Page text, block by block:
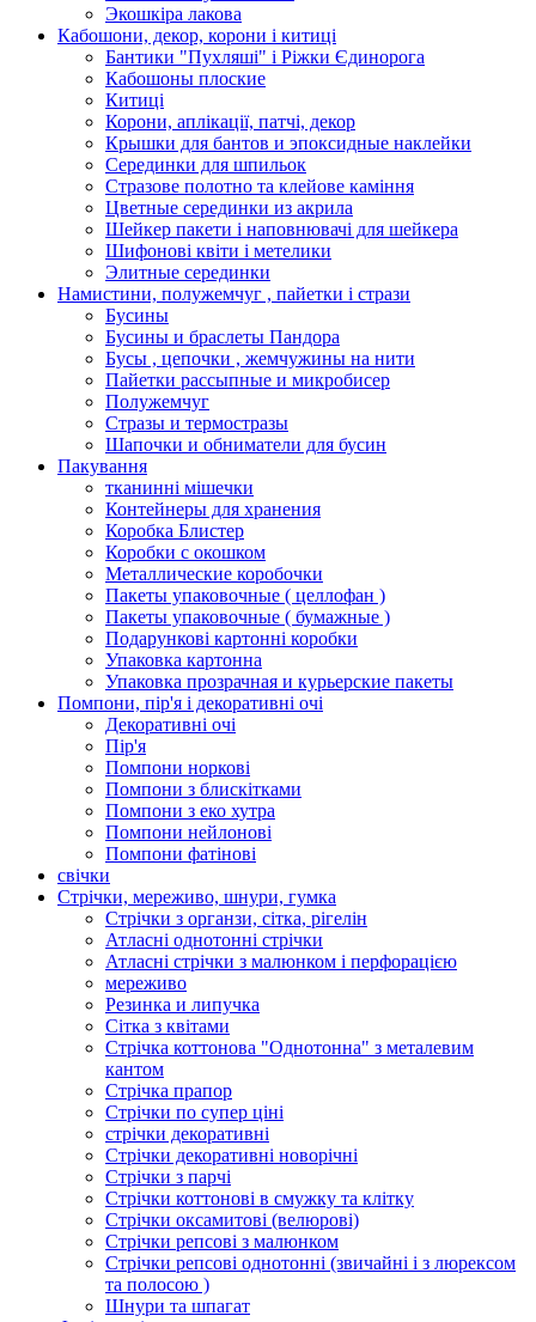
Экошкiра лакова
Кабошони, декор, корони і китиці
Бантики "Пухляші" і Ріжки Єдинорога
Кабошоны плоские
Китиці
Корони, аплікації, патчі, декор
Крышки для бантов и эпоксидные наклейки
Серединки для шпильок
Стразове полотно та клейове каміння
Цветные серединки из акрила
Шейкер пакети і наповнювачі для шейкера
Шифонові квіти і метелики
Элитные серединки
Намистини, полужемчуг , пайетки і стрази
Бусины
Бусины и браслеты Пандора
Бусы , цепочки , жемчужины на нити
Пайетки рассыпные и микробисер
Полужемчуг
Стразы и термостразы
Шапочки и обниматели для бусин
Пакування
тканинні мішечки
Контейнеры для хранения
Коробка Блистер
Коробки с окошком
Металлические коробочки
Пакеты упаковочные ( целлофан )
Пакеты упаковочные ( бумажные )
Подарункові картонні коробки
Упаковка картонна
Упаковка прозрачная и курьерские пакеты
Помпони, пір'я і декоративні очі
Декоративні очі
Пір'я
Помпони норкові
Помпони з блискітками
Помпони з еко хутра
Помпони нейлонові
Помпони фатінові
свічки
Стрічки, мереживо, шнури, гумка
Стрічки з органзи, сітка, рігелін
Атласні однотонні стрічки
Атласні стрічки з малюнком і перфорацією
мереживо
Резинка и липучка
Сітка з квітами
Стрічка коттонова "Однотонна" з металевим
кантом
Стрічка прапор
Стрічки по супер ціні
стрічки декоративні
Стрічки декоративні новорічні
Стрічки з парчі
Стрічки коттонові в смужку та клітку
Стрічки оксамитові (велюрові)
Стрічки репсові з малюнком
Стрічки репсові однотонні (звичайні і з люрексом
та полосою )
Шнури та шпагат